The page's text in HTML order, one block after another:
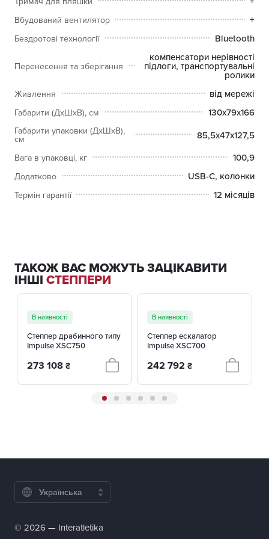
тренуватися і слідувати плану.
NordicTrack Step Climber XL синхронізується з Strava, Garmin
та Apple Health (необхідна Pro-підписка), щоб ви могли
зберігати всі свої дані в одному місці. iFIT відстежує вашу
активність, а вбудований екран підтримує потокове відео,
якщо ви хочете тренуватися під улюблене шоу. Також є
порт USB-C для зарядки вашого пристрою.
Вбудований вентилятор +
Бездротові технології Bluetooth
Перенесення та зберігання
компенсатори нерівності
підлоги, транспортувальні
ролики
Живлення від мережі
Габарити (ДхШхВ), см 130х79х166
Габарити упаковки (ДхШхВ),
см 85,5х47х127,5
Вага в упаковці, кг 100,9
Додатково USB-C, колонки
Термін гарантії 12 місяців
ТАКОЖ ВАС МОЖУТЬ ЗАЦІКАВИТИ
ІНШІ СТЕППЕРИ
В наявності
Степпер драбинного типу
Impulse XSC750
273 108 ₴
В наявності
Степпер ескалатор
Impulse XSC700
242 792 ₴
Українська
© 2026 — Interatletika